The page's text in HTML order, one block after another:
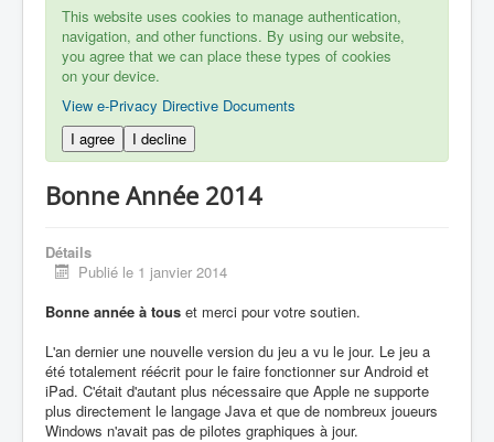
This website uses cookies to manage authentication,
navigation, and other functions. By using our website,
you agree that we can place these types of cookies
on your device.
View e-Privacy Directive Documents
I agree
I decline
Bonne Année 2014
Détails
Publié le 1 janvier 2014
Bonne année à tous et merci pour votre soutien.
L'an dernier une nouvelle version du jeu a vu le jour. Le jeu a
été totalement réécrit pour le faire fonctionner sur Android et
iPad. C'était d'autant plus nécessaire que Apple ne supporte
plus directement le langage Java et que de nombreux joueurs
Windows n'avait pas de pilotes graphiques à jour.